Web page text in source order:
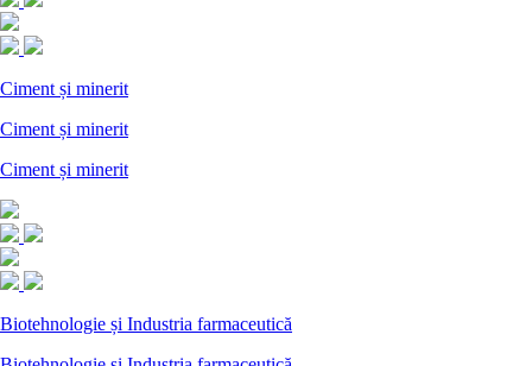
Ciment și minerit
Ciment și minerit
Ciment și minerit
Biotehnologie și Industria farmaceutică